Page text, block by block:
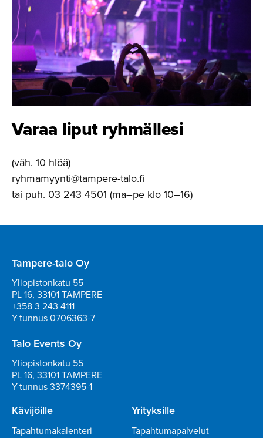
Varaa liput ryhmällesi
(väh. 10 hlöä)
ryhmamyynti@tampere-talo.fi
tai puh. 03 243 4501 (ma–pe klo 10–16)
Tampere-talo Oy
Yliopistonkatu 55
PL 16, 33101 TAMPERE
+358 3 243 4111
Y-tunnus 0706363-7
Talo Events Oy
Yliopistonkatu 55
PL 16, 33101 TAMPERE
Y-tunnus 3374395-1
Kävijöille
Tapahtumakalenteri
Yrityksille
Tapahtumapalvelut